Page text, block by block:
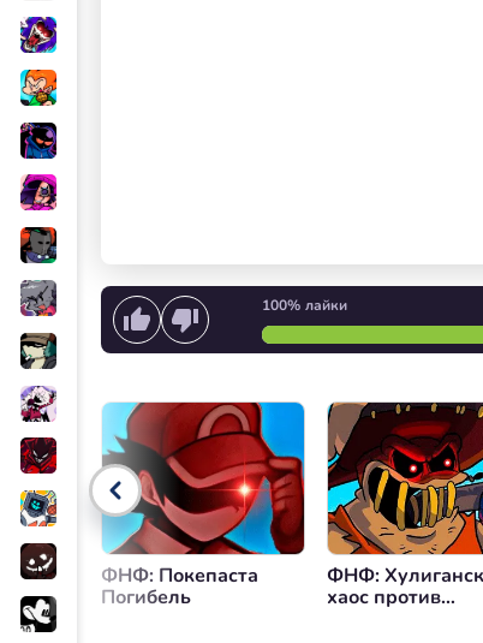
100% лайки
Начать петь или
Управление громкостью
ФНФ: Покепаста
Погибель
ФНФ:
хаос против